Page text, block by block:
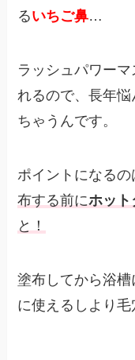
るいちご鼻…
ラッシュパワー
れるので、長年
ちゃうんです。
ポイントになるの
布する前にホット
と！
塗布してから浴
に使えるしより毛